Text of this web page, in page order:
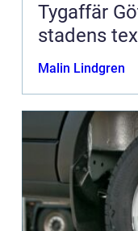
Tygaffär
stadens
Malin Lindgren